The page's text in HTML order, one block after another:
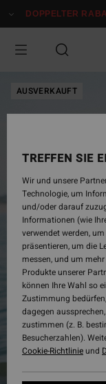
zur
springen
DOPPELTER
AUSVERKAUFT
TREFFEN SIE
Wir und unsere
Technologie, um
und/oder darauf
Informationen (wie
verwendet werden,
präsentieren, um die
messen, und um
Produkte unserer
können Ihre Wahl so
Zustimmung
dagegen
zustimmen (z. B.
Besucherzahlen).
Cookie-Richtlinieund